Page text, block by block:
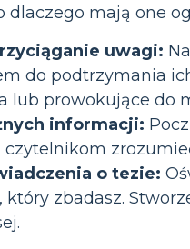
dlaczego mają one
uwagi:
do podtrzymania
lub prowokujące do
informacji:
czytelnikom
o tezie:
zbadasz.